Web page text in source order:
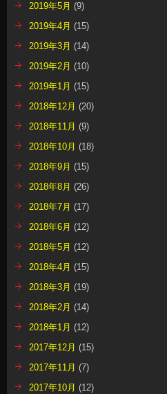
2019年5月 (9)
2019年4月 (15)
2019年3月 (14)
2019年2月 (10)
2019年1月 (15)
2018年12月 (20)
2018年11月 (9)
2018年10月 (18)
2018年9月 (15)
2018年8月 (26)
2018年7月 (17)
2018年6月 (12)
2018年5月 (12)
2018年4月 (15)
2018年3月 (19)
2018年2月 (14)
2018年1月 (12)
2017年12月 (15)
2017年11月 (7)
2017年10月 (12)